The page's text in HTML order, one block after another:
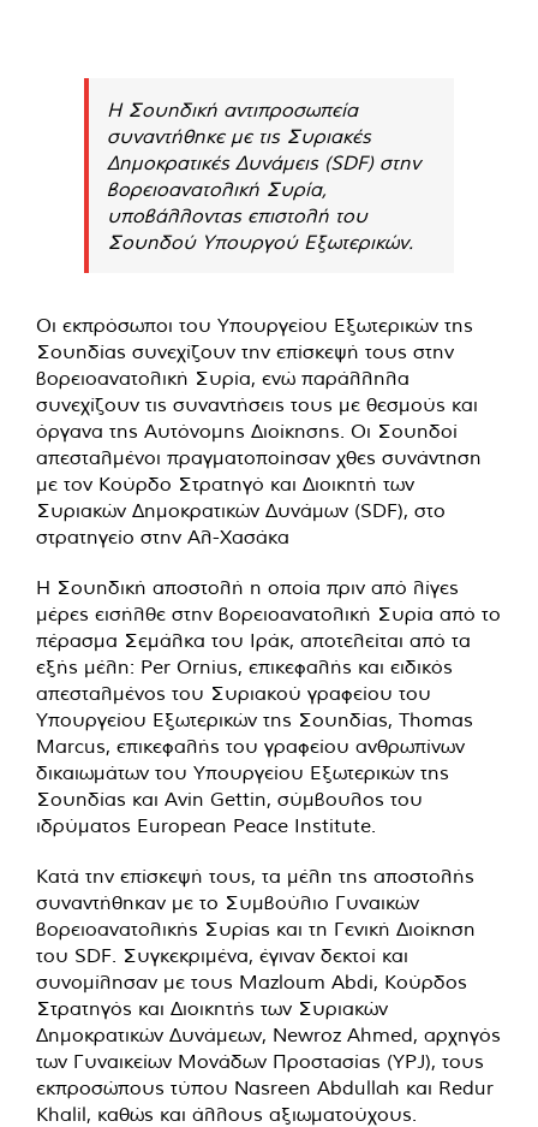
Η Σουηδική αντιπροσωπεία
συναντήθηκε με τις Συριακές
Δημοκρατικές Δυνάμεις (SDF) στην
βορειοανατολική Συρία,
υποβάλλοντας επιστολή του
Σουηδού Υπουργού Εξωτερικών.
Οι εκπρόσωποι του Υπουργείου Εξωτερικών της
Σουηδίας συνεχίζουν την επίσκεψή τους στην
βορειοανατολική Συρία, ενώ παράλληλα
συνεχίζουν τις συναντήσεις τους με θεσμούς και
όργανα της Αυτόνομης Διοίκησης. Οι Σουηδοί
απεσταλμένοι πραγματοποίησαν χθες συνάντηση
με τον Κούρδο Στρατηγό και Διοικητή των
Συριακών Δημοκρατικών Δυνάμων (SDF), στο
στρατηγείο στην Αλ-Χασάκα
Η Σουηδική αποστολή η οποία πριν από λίγες
μέρες εισήλθε στην βορειοανατολική Συρία από το
πέρασμα Σεμάλκα του Ιράκ, αποτελείται από τα
εξής μέλη: Per Ornius, επικεφαλής και ειδικός
απεσταλμένος του Συριακού γραφείου του
Υπουργείου Εξωτερικών της Σουηδίας, Thomas
Marcus, επικεφαλής του γραφείου ανθρωπίνων
δικαιωμάτων του Υπουργείου Εξωτερικών της
Σουηδίας και Avin Gettin, σύμβουλος του
ιδρύματος European Peace Institute.
Κατά την επίσκεψή τους, τα μέλη της αποστολής
συναντήθηκαν με το Συμβούλιο Γυναικών
βορειοανατολικής Συρίας και τη Γενική Διοίκηση
του SDF. Συγκεκριμένα, έγιναν δεκτοί και
συνομίλησαν με τους Mazloum Abdi, Κούρδος
Στρατηγός και Διοικητής των Συριακών
Δημοκρατικών Δυνάμεων, Newroz Ahmed, αρχηγός
των Γυναικείων Μονάδων Προστασίας (YPJ), τους
εκπροσώπους τύπου Nasreen Abdullah και Redur
Khalil, καθώς και άλλους αξιωματούχους.